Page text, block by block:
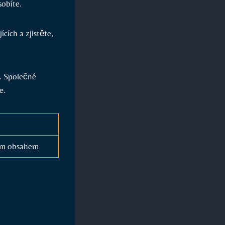
a zjistěte,
Společné
‍obsahem